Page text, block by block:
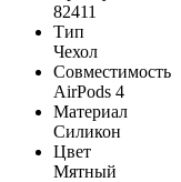
82411
Тип
Чехол
Совместимость
AirPods 4
Материал
Силикон
Цвет
Мятный